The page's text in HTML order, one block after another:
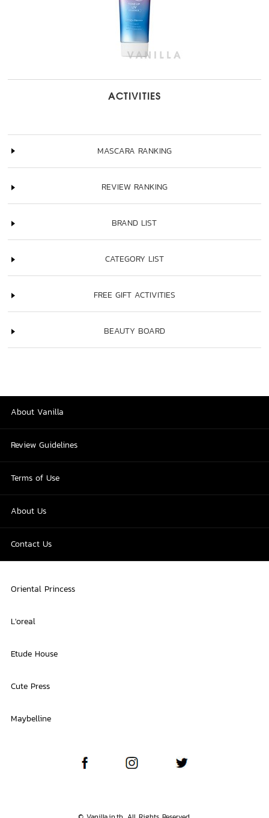
ACTIVITIES
MASCARA RANKING
REVIEW RANKING
BRAND LIST
CATEGORY LIST
FREE GIFT ACTIVITIES
BEAUTY BOARD
About Vanilla
Review Guidelines
Terms of Use
About Us
Contact Us
Oriental Princess
L'oreal
Etude House
Cute Press
Maybelline